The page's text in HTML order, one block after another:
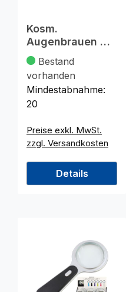
Kosm.
Augenbrauen Gel
3fach sort. im
Display
Bestand
vorhanden
Mindestabnahme:
20
Preise exkl. MwSt.
zzgl. Versandkosten
Details